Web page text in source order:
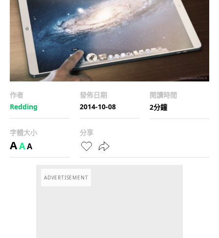
作者
Redding
發佈日期
2014-10-08
閱讀時間
2分鐘
字體大小
AAA
分享
ADVERTISEMENT